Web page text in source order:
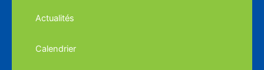
Actualités
Calendrier